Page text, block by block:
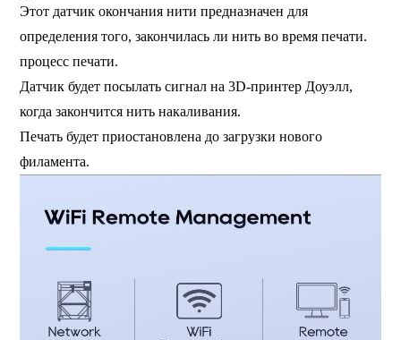
Этот датчик окончания нити предназначен для
определения того, закончилась ли нить во время печати.
процесс печати.
Датчик будет посылать сигнал на 3D-принтер Доуэлл,
когда закончится нить накаливания.
Печать будет приостановлена ​​до загрузки нового
филамента.